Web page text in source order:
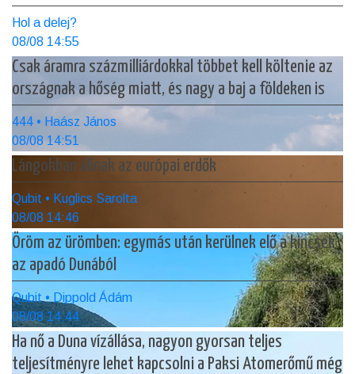
Hol a delej?
08/08 14:55
Csak áramra százmilliárdokkal többet kell költenie az
országnak a hőség miatt, és nagy a baj a földeken is
444 • Haász János
08/08 14:51
Lángokban állnak az európai erdők
Qubit • Kuglics Sarolta
08/08 14:46
Öröm az ürömben: egymás után kerülnek elő a kincsek
az apadó Dunából
Qubit • Dippold Ádám
08/08 14:44
Ha nő a Duna vízállása, nagyon gyorsan teljes
teljesítményre lehet kapcsolni a Paksi Atomerőmű még